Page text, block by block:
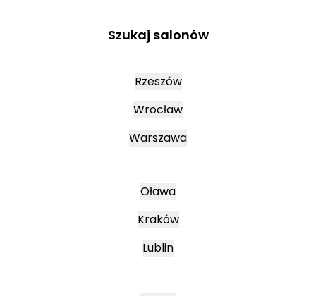
Szukaj salonów
Rzeszów
Wrocław
Warszawa
Oława
Kraków
Lublin